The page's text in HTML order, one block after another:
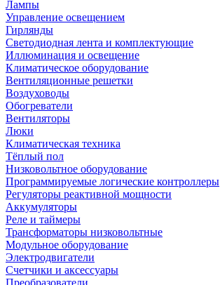
Лампы
Управление освещением
Гирлянды
Светодиодная лента и комплектующие
Иллюминация и освещение
Климатическое оборудование
Вентиляционные решетки
Воздуховоды
Обогреватели
Вентиляторы
Люки
Климатическая техника
Тёплый пол
Низковольтное оборудование
Программируемые логические контроллеры
Регуляторы реактивной мощности
Аккумуляторы
Реле и таймеры
Трансформаторы низковольтные
Модульное оборудование
Электродвигатели
Счетчики и аксессуары
Преобразователи